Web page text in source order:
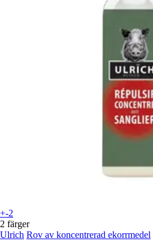
+-2
2 färger
Ulrich Rov av koncentrerad ekorrmedel